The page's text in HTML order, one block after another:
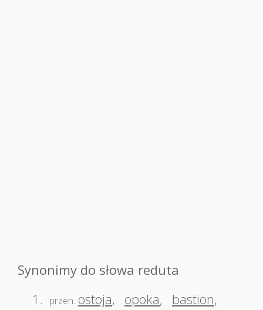
Synonimy do słowa reduta
1.
przen. ostoja, opoka, bastion,